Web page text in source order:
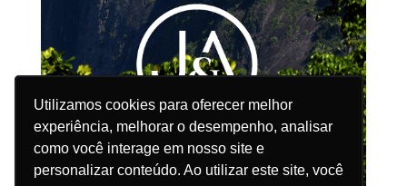
Utilizamos cookies para oferecer melhor
experiência, melhorar o desempenho, analisar
como você interage em nosso site e
personalizar conteúdo. Ao utilizar este site, você
Utilizamos cookies para oferecer melhor
experiência, melhorar o desempenho, analisar
como você interage em nosso site e
personalizar conteúdo. Ao utilizar este site, você